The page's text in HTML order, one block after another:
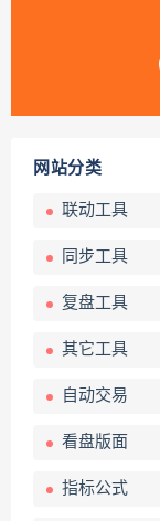
网站分类
联动工具
同步工具
复盘工具
其它工具
自动交易
看盘版面
指标公式